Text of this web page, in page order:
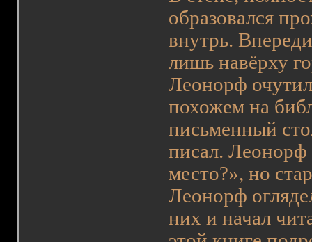
образовался
внутрь.
лишь навёрху
Леонорф
похожем на
письменный
писал. Леонорф
место?», но
Леонорф
них и начал